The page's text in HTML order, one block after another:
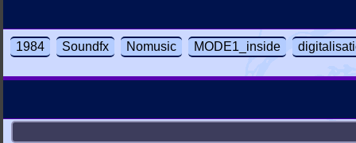
1984 Soundfx Nomusic MODE1_inside